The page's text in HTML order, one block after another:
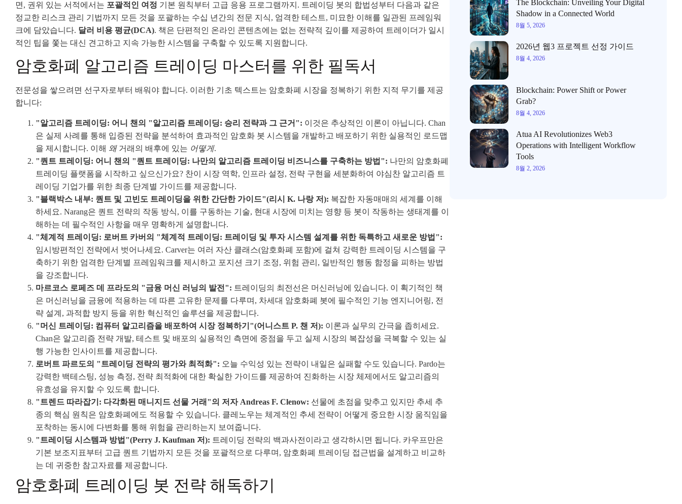
면, 권위 있는 서적에서는 포괄적인 여정 기본 원칙부터 고급 응용 프로그램까지. 트레이딩 봇의 합법성부터 다음과 같은
정교한 리스크 관리 기법까지 모든 것을 포괄하는 수십 년간의 전문 지식, 엄격한 테스트, 미묘한 이해를 일관된 프레임워
크에 담았습니다. 달러 비용 평균(DCA). 책은 단편적인 온라인 콘텐츠에는 없는 전략적 깊이를 제공하여 트레이더가 일시
적인 팁을 쫓는 대신 견고하고 지속 가능한 시스템을 구축할 수 있도록 지원합니다.
암호화폐 알고리즘 트레이딩 마스터를 위한 필독서
전문성을 쌓으려면 선구자로부터 배워야 합니다. 이러한 기초 텍스트는 암호화폐 시장을 정복하기 위한 지적 무기를 제공
합니다:
"알고리즘 트레이딩: 어니 챈의 "알고리즘 트레이딩: 승리 전략과 그 근거": 이것은 추상적인 이론이 아닙니다. Chan
은 실제 사례를 통해 입증된 전략을 분석하여 효과적인 암호화 봇 시스템을 개발하고 배포하기 위한 실용적인 로드맵
을 제시합니다. 이해 왜거래의 배후에 있는 어떻게.
"퀀트 트레이딩: 어니 챈의 "퀀트 트레이딩: 나만의 알고리즘 트레이딩 비즈니스를 구축하는 방법": 나만의 암호화폐
트레이딩 플랫폼을 시작하고 싶으신가요? 찬이 시장 역학, 인프라 설정, 전략 구현을 세분화하여 야심찬 알고리즘 트
레이딩 기업가를 위한 최종 단계별 가이드를 제공합니다.
"블랙박스 내부: 퀀트 및 고빈도 트레이딩을 위한 간단한 가이드"(리시 K. 나랑 저): 복잡한 자동매매의 세계를 이해
하세요. Narang은 퀀트 전략의 작동 방식, 이를 구동하는 기술, 현대 시장에 미치는 영향 등 봇이 작동하는 생태계를 이
해하는 데 필수적인 사항을 매우 명확하게 설명합니다.
"체계적 트레이딩: 로버트 카버의 "체계적 트레이딩: 트레이딩 및 투자 시스템 설계를 위한 독특하고 새로운 방법":
임시방편적인 전략에서 벗어나세요. Carver는 여러 자산 클래스(암호화폐 포함)에 걸쳐 강력한 트레이딩 시스템을 구
축하기 위한 엄격한 단계별 프레임워크를 제시하고 포지션 크기 조정, 위험 관리, 일반적인 행동 함정을 피하는 방법
을 강조합니다.
마르코스 로페즈 데 프라도의 "금융 머신 러닝의 발전": 트레이딩의 최전선은 머신러닝에 있습니다. 이 획기적인 책
은 머신러닝을 금융에 적용하는 데 따른 고유한 문제를 다루며, 차세대 암호화폐 봇에 필수적인 기능 엔지니어링, 전
략 설계, 과적합 방지 등을 위한 혁신적인 솔루션을 제공합니다.
"머신 트레이딩: 컴퓨터 알고리즘을 배포하여 시장 정복하기"(어니스트 P. 챈 저): 이론과 실무의 간극을 좁히세요.
Chan은 알고리즘 전략 개발, 테스트 및 배포의 실용적인 측면에 중점을 두고 실제 시장의 복잡성을 극복할 수 있는 실
행 가능한 인사이트를 제공합니다.
로버트 파르도의 "트레이딩 전략의 평가와 최적화": 오늘 수익성 있는 전략이 내일은 실패할 수도 있습니다. Pardo는
강력한 백테스팅, 성능 측정, 전략 최적화에 대한 확실한 가이드를 제공하여 진화하는 시장 체제에서도 알고리즘의
유효성을 유지할 수 있도록 합니다.
"트렌드 따라잡기: 다각화된 매니지드 선물 거래"의 저자 Andreas F. Clenow: 선물에 초점을 맞추고 있지만 추세 추
종의 핵심 원칙은 암호화폐에도 적용할 수 있습니다. 클레노우는 체계적인 추세 전략이 어떻게 중요한 시장 움직임을
포착하는 동시에 다변화를 통해 위험을 관리하는지 보여줍니다.
"트레이딩 시스템과 방법"(Perry J. Kaufman 저): 트레이딩 전략의 백과사전이라고 생각하시면 됩니다. 카우프만은
기본 보조지표부터 고급 퀀트 기법까지 모든 것을 포괄적으로 다루며, 암호화폐 트레이딩 접근법을 설계하고 비교하
는 데 귀중한 참고자료를 제공합니다.
암호화폐 트레이딩 봇 전략 해독하기
The Blockchain: Unveiling Your Digital
Shadow in a Connected World
8월 5, 2026
2026년 웹3 프로젝트 선정 가이드
8월 4, 2026
Blockchain: Power Shift or Power
Grab?
8월 4, 2026
Atua AI Revolutionizes Web3
Operations with Intelligent Workflow
Tools
8월 2, 2026